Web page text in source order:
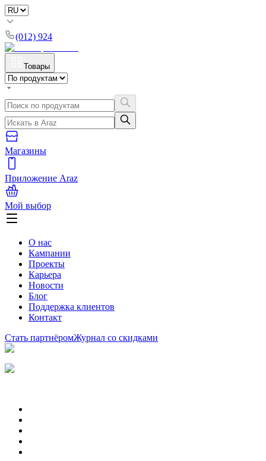
(012) 924
Товары
Магазины
Приложение Araz
Мой выбор
О нас
Кампании
Проекты
Карьера
Новости
Блог
Поддержка клиентов
Контакт
Стать партнёромЖурнал со скидками